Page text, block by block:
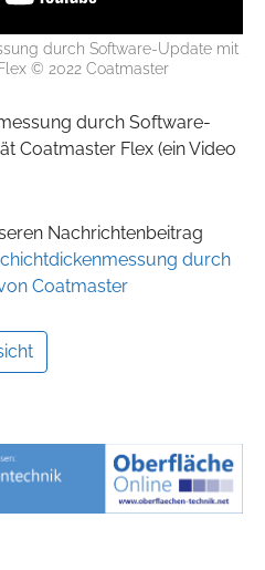
durch Software-Update mit
© 2022 Coatmaster
durch Software-
Coatmaster Flex (ein Video
Nachrichtenbeitrag
durch
Coatmaster